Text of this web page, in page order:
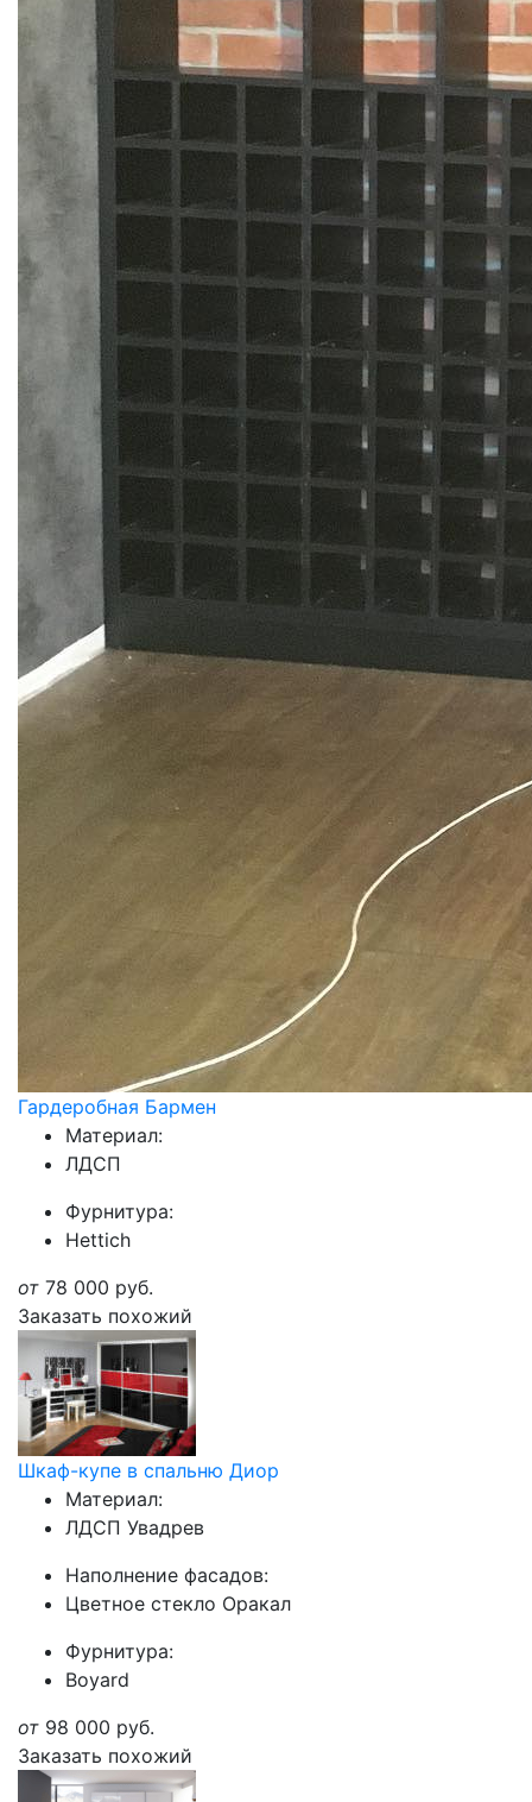
Гардеробная Бармен
Материал:
ЛДСП
Фурнитура:
Hettich
от 78 000 руб.
Заказать похожий
Шкаф-купе в спальню Диор
Материал:
ЛДСП Увадрев
Наполнение фасадов:
Цветное стекло Оракал
Фурнитура:
Boyard
от 98 000 руб.
Заказать похожий